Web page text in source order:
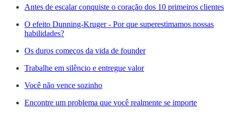
Antes de escalar conquiste o coração dos 10 primeiros clientes
O efeito Dunning-Kruger - Por que superestimamos nossas
habilidades?
Os duros começos da vida de founder
Trabalhe em silêncio e entregue valor
Você não vence sozinho
Encontre um problema que você realmente se importe